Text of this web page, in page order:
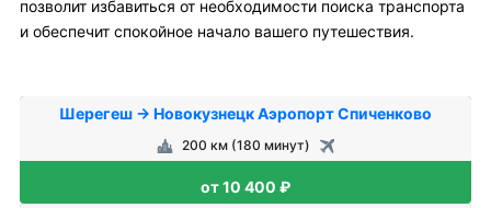
позволит избавиться от необходимости поиска транспорта
и обеспечит спокойное начало вашего путешествия.
Шерегеш → Новокузнецк Аэропорт Спиченково
200 км (180 минут)
от 10 400 ₽